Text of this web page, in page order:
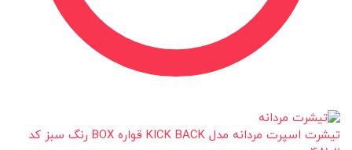
تیشرت اسپرت مردانه مدل KICK BACK قواره BOX رنگ سبز کد